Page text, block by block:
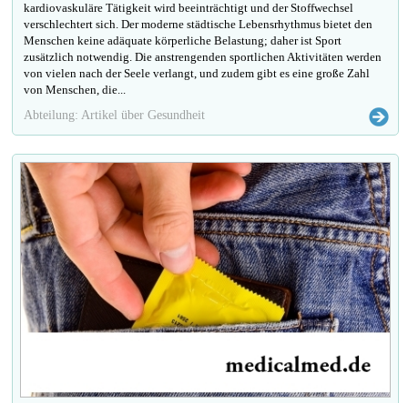
kardiovaskuläre Tätigkeit wird beeinträchtigt und der Stoffwechsel
verschlechtert sich. Der moderne städtische Lebensrhythmus bietet den
Menschen keine adäquate körperliche Belastung; daher ist Sport
zusätzlich notwendig. Die anstrengenden sportlichen Aktivitäten werden
von vielen nach der Seele verlangt, und zudem gibt es eine große Zahl
von Menschen, die...
Abteilung: Artikel über Gesundheit